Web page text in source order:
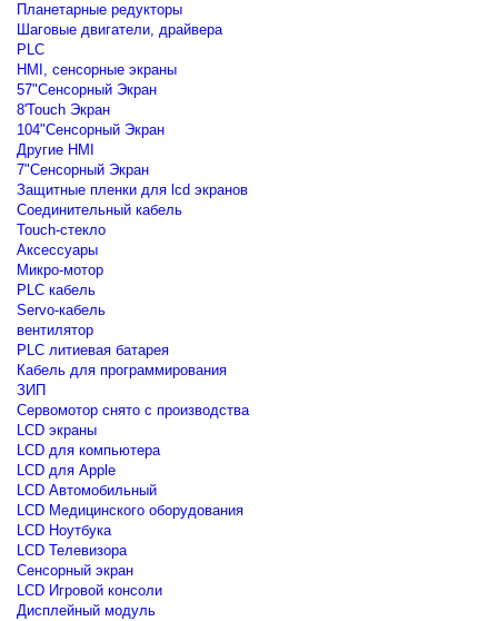
Планетарные редукторы
Шаговые двигатели, драйвера
PLC
HMI, сенсорные экраны
57"Сенсорный Экран
8'Touch Экран
104"Сенсорный Экран
Другие HMI
7"Сенсорный Экран
Защитные пленки для lcd экранов
Соединительный кабель
Touch-стекло
Аксессуары
Микро-мотор
PLC кабель
Servo-кабель
вентилятор
PLC литиевая батарея
Кабель для программирования
ЗИП
Сервомотор снято с производства
LCD экраны
LCD для компьютера
LCD для Apple
LCD Автомобильный
LCD Медицинского оборудования
LCD Ноутбука
LCD Телевизора
Сенсорный экран
LCD Игровой консоли
Дисплейный модуль